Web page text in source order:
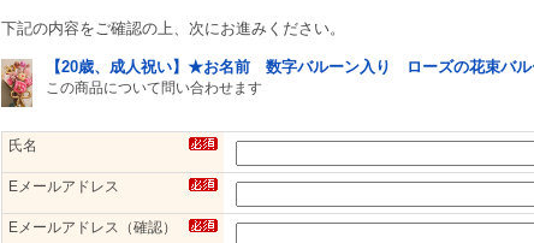
下記の内容をご確認の上、次にお進みください。
【20歳、成人祝い】★お名前 数字バルーン入り ローズの花束バ
この商品について問い合わせます
氏名
Eメールアドレス
Eメールアドレス（確認）